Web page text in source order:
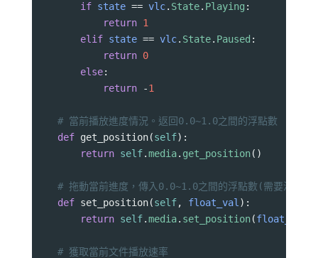
if state == vlc. State. Playing :
return 1
elif state == vlc. State. Paused :
return 0
else:
return
-1
# 當前播放進度情況。返回0.0~1.0之間的浮點數
def get_position(self):
return self.media. get_position()
# 拖動當前進度，傳入0.0~1.0之間的浮點數(需要注意，
def set_position(self, float_val ):
return self.media. set_position(float_val
# 獲取當前文件播放速率